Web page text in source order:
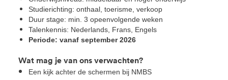
Studierichting: onthaal, toerisme, verkoop
Duur stage: min. 3 opeenvolgende weken
Talenkennis: Nederlands, Frans, Engels
Periode: vanaf september 2026
Wat mag je van ons verwachten?
Een kijk achter de schermen bij NMBS